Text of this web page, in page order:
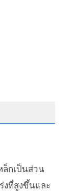
ล็กเป็นส่วน
งที่สูงขึ้นและ